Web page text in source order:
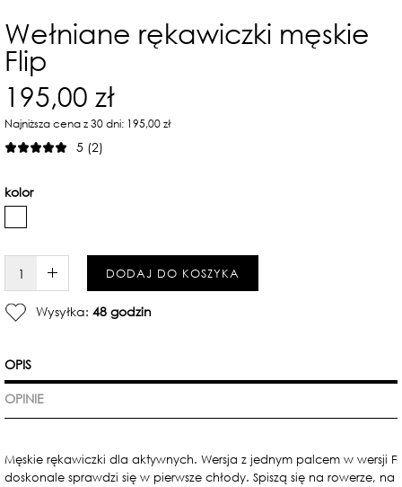
Wełniane rękawiczki męskie
Flip
195,00 zł
Najniższa cena z 30 dni: 195,00 zł
5 (2)
kolor
W KOSZYKU :)DODAJ DO KOSZYKA
Wysyłka: 48 godzin
OPIS
OPINIE
Męskie rękawiczki dla aktywnych. Wersja z jednym palcem w wersji
doskonale sprawdzi się w pierwsze chłody. Spiszą się na rowerze, na